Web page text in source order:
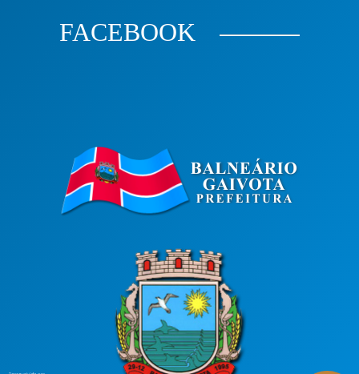
FACEBOOK